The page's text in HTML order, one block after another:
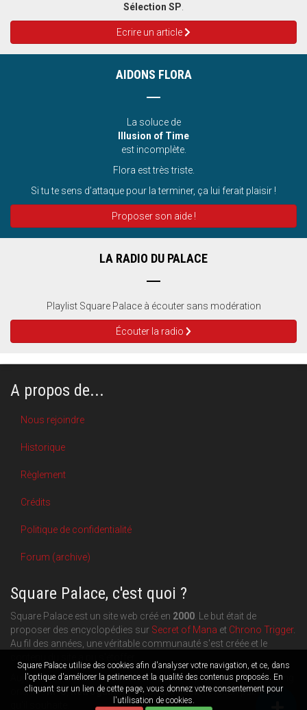
Square Palace utilise des cookies afin d'analyser votre navigation, et ce, dans
l'optique d'améliorer la petinence et la qualité des contenus proposés. En
cliquant sur un lien de cette page, vous donnez votre consentement pour
l'utilisation de cookies.
Sélection SP
Ecrire un article
AIDONS FLORA
La soluce de
Illusion of Time
est incomplète.
Flora est très triste.
Si tu te sens d’attaque pour la terminer, ça lui ferait plaisir !
Proposer son aide !
LA RADIO DU PALACE
Playlist Square Palace à écouter sans modération
Écouter la radio
A propos de...
Nous rejoindre
Historique
Règlement
Crédits
Politique de confidentialité
Forum (archive)
Square Palace, c'est quoi ?
Square Palace est un site web créé en 2000 . Le but était de
proposer des encyclopédies sur Secret of Mana et Chrono Trigger.
Au fil des années, une véritable communauté s'est créée et le
Aujourd'hui, Square Palace c'est aussi une plateforme de blogging
orientéeRPG, Retrogamingetculture geek: chacun publie ce